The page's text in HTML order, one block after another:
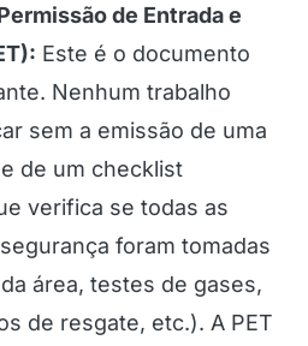
de Entrada e
Este é o documento
Nenhum trabalho
sem a emissão de uma
de um checklist
verifica se todas as
foram tomadas
área, testes de gases,
de resgate, etc.). A PET